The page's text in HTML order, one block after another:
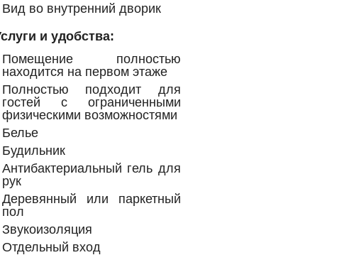
Вид во внутренний дворик
и удобства:
Помещение полностью
находится на первом этаже
Полностью подходит для
гостей с ограниченными
физическими возможностями
Белье
Будильник
Антибактериальный гель для
рук
Деревянный или паркетный
пол
Звукоизоляция
Отдельный вход